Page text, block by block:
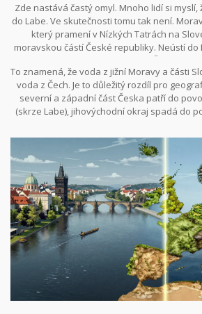
Zde nastává častý omyl. Mnoho lidí si myslí,
do Labe. Ve skutečnosti tomu tak není.
který pramení v Nízkých Tatrách na
moravskou částí České republiky. Neústí do
A Dunaj teče do Černého
To znamená, že voda z jižní Moravy a části
voda z Čech. Je to důležitý rozdíl pro
severní a západní část Česka patří do
(skrze Labe), jihovýchodní okraj spadá do